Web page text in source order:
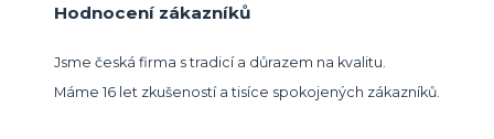
Hodnocení zákazníků
Jsme česká firma s tradicí a důrazem na kvalitu.
Máme 16 let zkušeností a tisíce spokojených zákazníků.